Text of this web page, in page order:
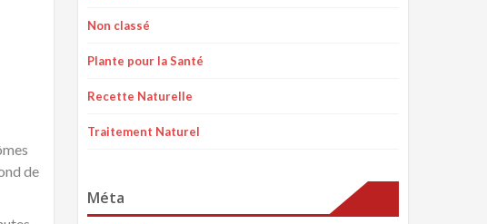
de
Non classé
Plante pour la Santé
Recette Naturelle
Traitement Naturel
Méta